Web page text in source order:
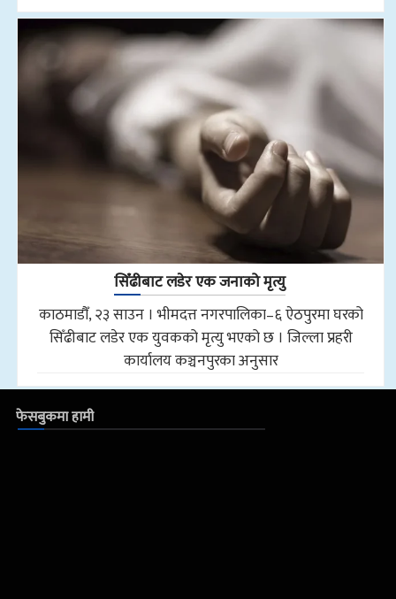
सिँढीबाट लडेर एक जनाको मृत्यु
काठमाडौँ, २३ साउन । भीमदत्त नगरपालिका–६ ऐठपुरमा घरको
सिँढीबाट लडेर एक युवकको मृत्यु भएको छ । जिल्ला प्रहरी
कार्यालय कञ्चनपुरका अनुसार
फेसबुकमा हामी